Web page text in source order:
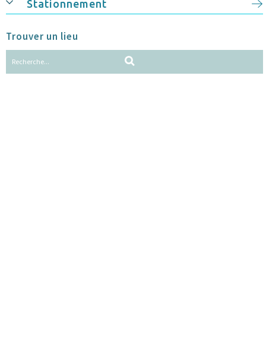
Stationnement
Trouver un lieu